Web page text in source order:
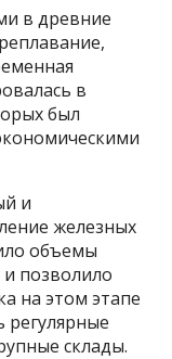
в древние
в
был
и
железных
объемы
и позволило
на этом этапе
регулярные
склады.